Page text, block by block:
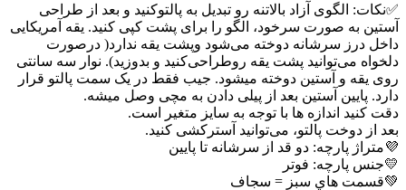
✅نکات: الگوی آزاد بالاتنه رو تبدیل به پالتو‌کنید و بعد از طراحی
آستین به صورت سرخود، الگو را برای پشت کپی کنید. یقه آمریکایی
داخل درز سرشانه دوخته می‌شود و‌پشت یقه ندارد( درصورت
دلخواه می‌توانید پشت یقه رو‌طراحی‌کنید و بدوزید). نوار سه سانتی
روی یقه و آستین دوخته میشود. جیب فقط در یک سمت پالتو قرار
دارد. پایین آستین بعد از پیلی دادن به مچی وصل میشه.
دقت کنید اندازه ها با توجه به سایز متغیر است.
بعد از دوخت پالتو‌، می‌توانید آسترکشی کنید.
💜متراژ پارچه: دو قد از سرشانه تا پایین
💛جنس پارچه: فوتر
💚قسمت هاي سبز = سجاف